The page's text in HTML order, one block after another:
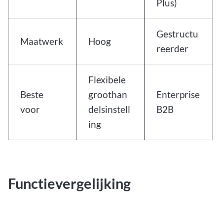
Plus)
Maatwerk Hoog
Gestructu
reerder
Beste
voor
Flexibele
groothan
delsinstell
ing
Enterprise
B2B
Functievergelijking